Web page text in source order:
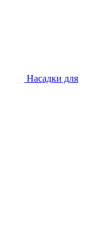
Насадки для